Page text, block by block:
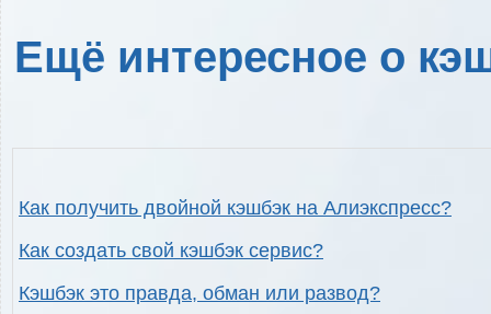
Ещё интересное о
Как получить двойной кэшбэк на Алиэкспресс?
Как создать свой кэшбэк сервис?
Кэшбэк это правда, обман или развод?